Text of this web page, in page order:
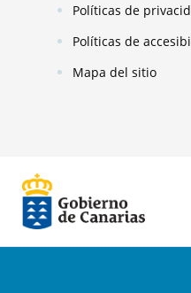
Políticas de
Políticas de
Mapa del sitio